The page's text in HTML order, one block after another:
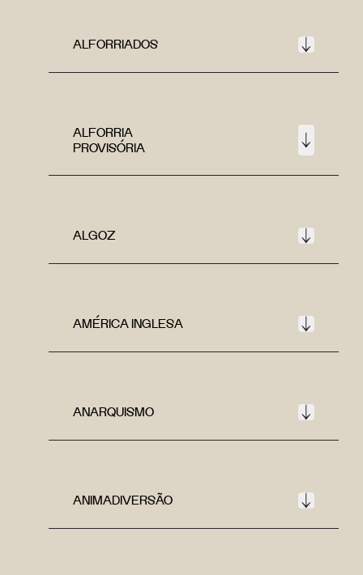
ALFORRIADOS
ALFORRIA
PROVISÓRIA
ALGOZ
AMÉRICA INGLESA
ANARQUISMO
ANIMADIVERSÃO